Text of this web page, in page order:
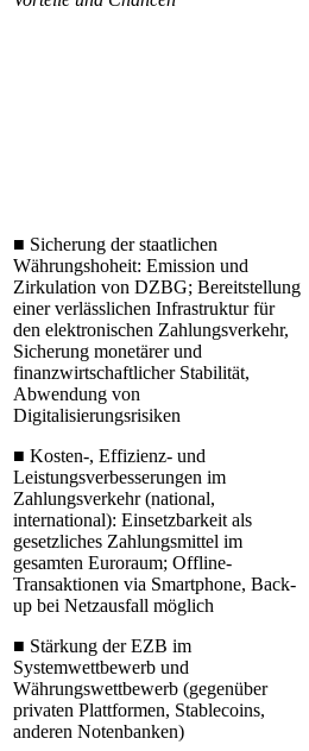
■ Sicherung der staatlichen
Währungshoheit: Emission und
Zirkulation von DZBG; Bereit­stellung
einer verlässlichen Infrastruktur für
den elektronischen Zahlungsverkehr,
Sicherung monetärer und
finanzwirtschaftlicher Stabilität,
Abwendung von
Digitalisierungsrisiken
■ Kosten-, Effizienz- und
Leistungsverbesserungen im
Zahlungsverkehr (national,
international): Einsetzbarkeit als
gesetzliches Zahlungsmittel im
gesamten Euroraum; Offline-
Transaktionen via Smartphone, Back-
up bei Netzausfall möglich
■ Stärkung der EZB im
Systemwettbewerb und
Währungswettbewerb (gegenüber
privaten Platt­formen, Stablecoins,
anderen Notenbanken)